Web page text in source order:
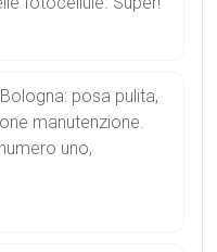
posa pulita,
manutenzione.
uno,